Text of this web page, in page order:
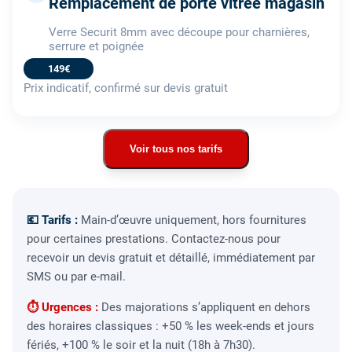
Verre Securit 8mm avec découpe pour charnières,
serrure et poignée
149€
Prix indicatif, confirmé sur devis gratuit
Voir tous nos tarifs
💶 Tarifs : Main-d’œuvre uniquement, hors fournitures
pour certaines prestations. Contactez-nous pour
recevoir un devis gratuit et détaillé, immédiatement par
SMS ou par e-mail.
⏱ Urgences : Des majorations s’appliquent en dehors
des horaires classiques : +50 % les week-ends et jours
fériés, +100 % le soir et la nuit (18h à 7h30).